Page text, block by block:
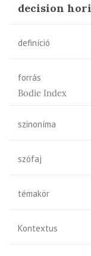
decision
definíció
forrás
Bodie Index
szinoníma
szófaj
témakör
Kontextus